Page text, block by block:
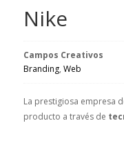
Nike
Campos Creativos
Branding, Web
La prestigiosa empresa
producto a través de